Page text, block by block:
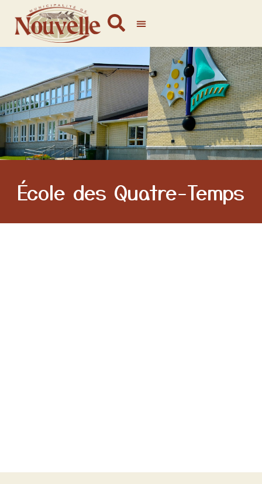
École des Quatre-Temps